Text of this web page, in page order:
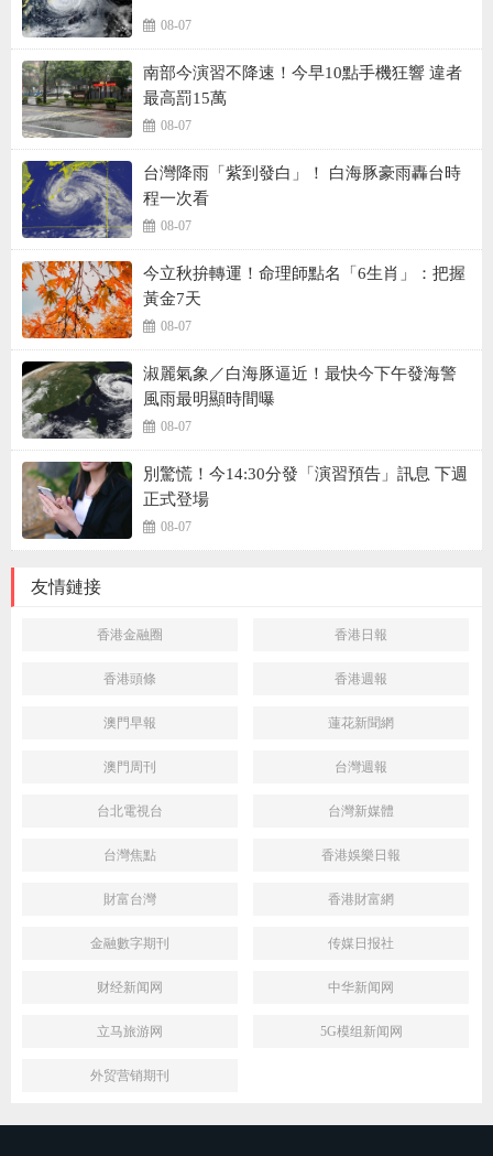
08-07
南部今演習不降速！今早10點手機狂響 違者
最高罰15萬
08-07
台灣降雨「紫到發白」！ 白海豚豪雨轟台時
程一次看
08-07
今立秋拚轉運！命理師點名「6生肖」：把握
黃金7天
08-07
淑麗氣象／白海豚逼近！最快今下午發海警
風雨最明顯時間曝
08-07
別驚慌！今14:30分發「演習預告」訊息 下週
正式登場
08-07
友情鏈接
香港金融圈 香港日報
香港頭條 香港週報
澳門早報 蓮花新聞網
澳門周刊 台灣週報
台北電視台 台灣新媒體
台灣焦點 香港娛樂日報
財富台灣 香港財富網
金融數字期刊 传媒日报社
财经新闻网 中华新闻网
立马旅游网 5G模组新闻网
外贸营销期刊